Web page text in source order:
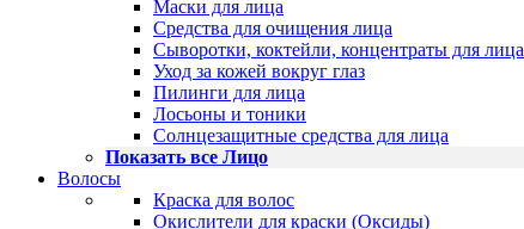
Маски для лица
Средства для очищения лица
Сыворотки, коктейли, концентраты для лица
Уход за кожей вокруг глаз
Пилинги для лица
Лосьоны и тоники
Солнцезащитные средства для лица
Показать все Лицо
Волосы
Краска для волос
Окислители для краски (Оксиды)